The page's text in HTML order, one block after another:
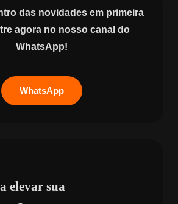
das novidades em primeira
agora no nosso canal do
WhatsApp!
WhatsApp
elevar sua